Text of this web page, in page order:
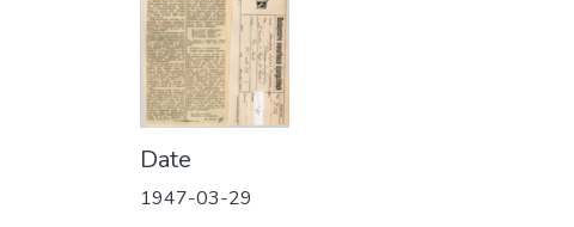
Date
1947-03-29